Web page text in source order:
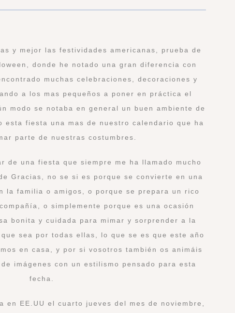
y mejor las festividades americanas, prueba de
donde he notado una gran diferencia con
muchas celebraciones, decoraciones y
a los mas pequeños a poner en práctica el
modo se notaba en general un buen ambiente de
esta fiesta una mas de nuestro calendario que ha
parte de nuestras costumbres.
de una fiesta que siempre me ha llamado mucho
Gracias, no se si es porque se convierte en una
la familia o amigos, o porque se prepara un rico
o simplemente porque es una ocasión
bonita y cuidada para mimar y sorprender a la
sea por todas ellas, lo que se es que este año
en casa, y por si vosotros también os animáis
imágenes con un estilismo pensado para esta
fecha.
en EE.UU el cuarto jueves del mes de noviembre,